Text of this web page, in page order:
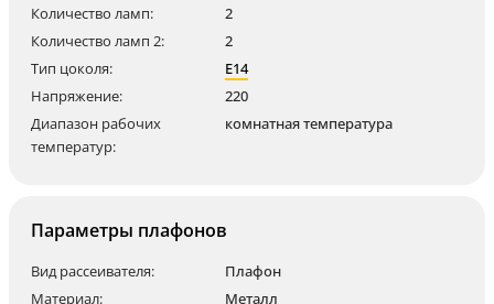
Количество ламп:
2
Количество ламп 2:
2
Тип цоколя:
E14
Напряжение:
220
Диапазон рабочих
температур:
комнатная температура
Параметры плафонов
Вид рассеивателя:
Плафон
Материал:
Металл